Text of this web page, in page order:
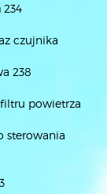
234
czujnika
238
powietrza
sterowania